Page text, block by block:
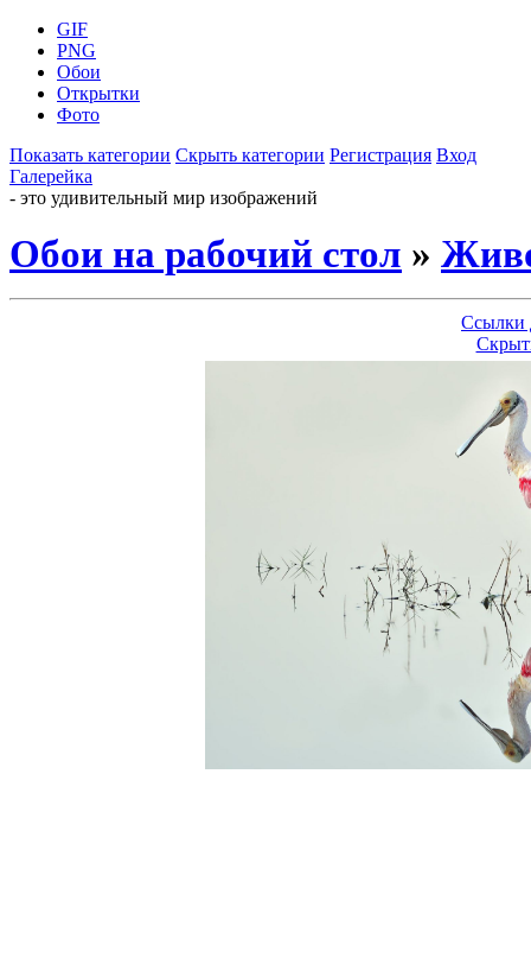
GIF
PNG
Обои
Открытки
Фото
Показать категории Скрыть категории Регистрация Вход
Галерейка
- это удивительный мир изображений
Обои на рабочий стол »
Ссылки